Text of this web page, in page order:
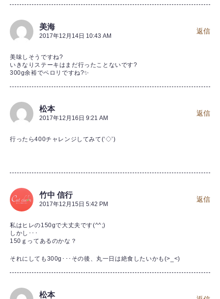
美海
2017年12月14日 10:43 AM
美味しそうですね?
いきなりステーキはまだ行ったことないです?
300g余裕でペロリですね?✨
返信
松本
2017年12月16日 9:21 AM
行ったら400チャレンジしてみて(‘◇’)ゞ
返信
竹中 信行
2017年12月15日 5:42 PM
私はヒレの150gで大丈夫です(^^;)
しかし･･･
150ｇってあるのかな？
それにしても300g･･･その後、丸一日は絶食したいかも(>_<)
返信
松本